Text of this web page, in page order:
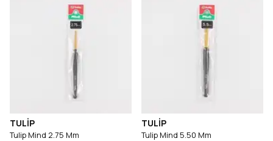
TULİP
Tulip Mind 2.75 Mm
TULİP
Tulip Mind 5.50 Mm